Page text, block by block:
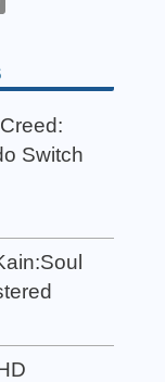
Switch